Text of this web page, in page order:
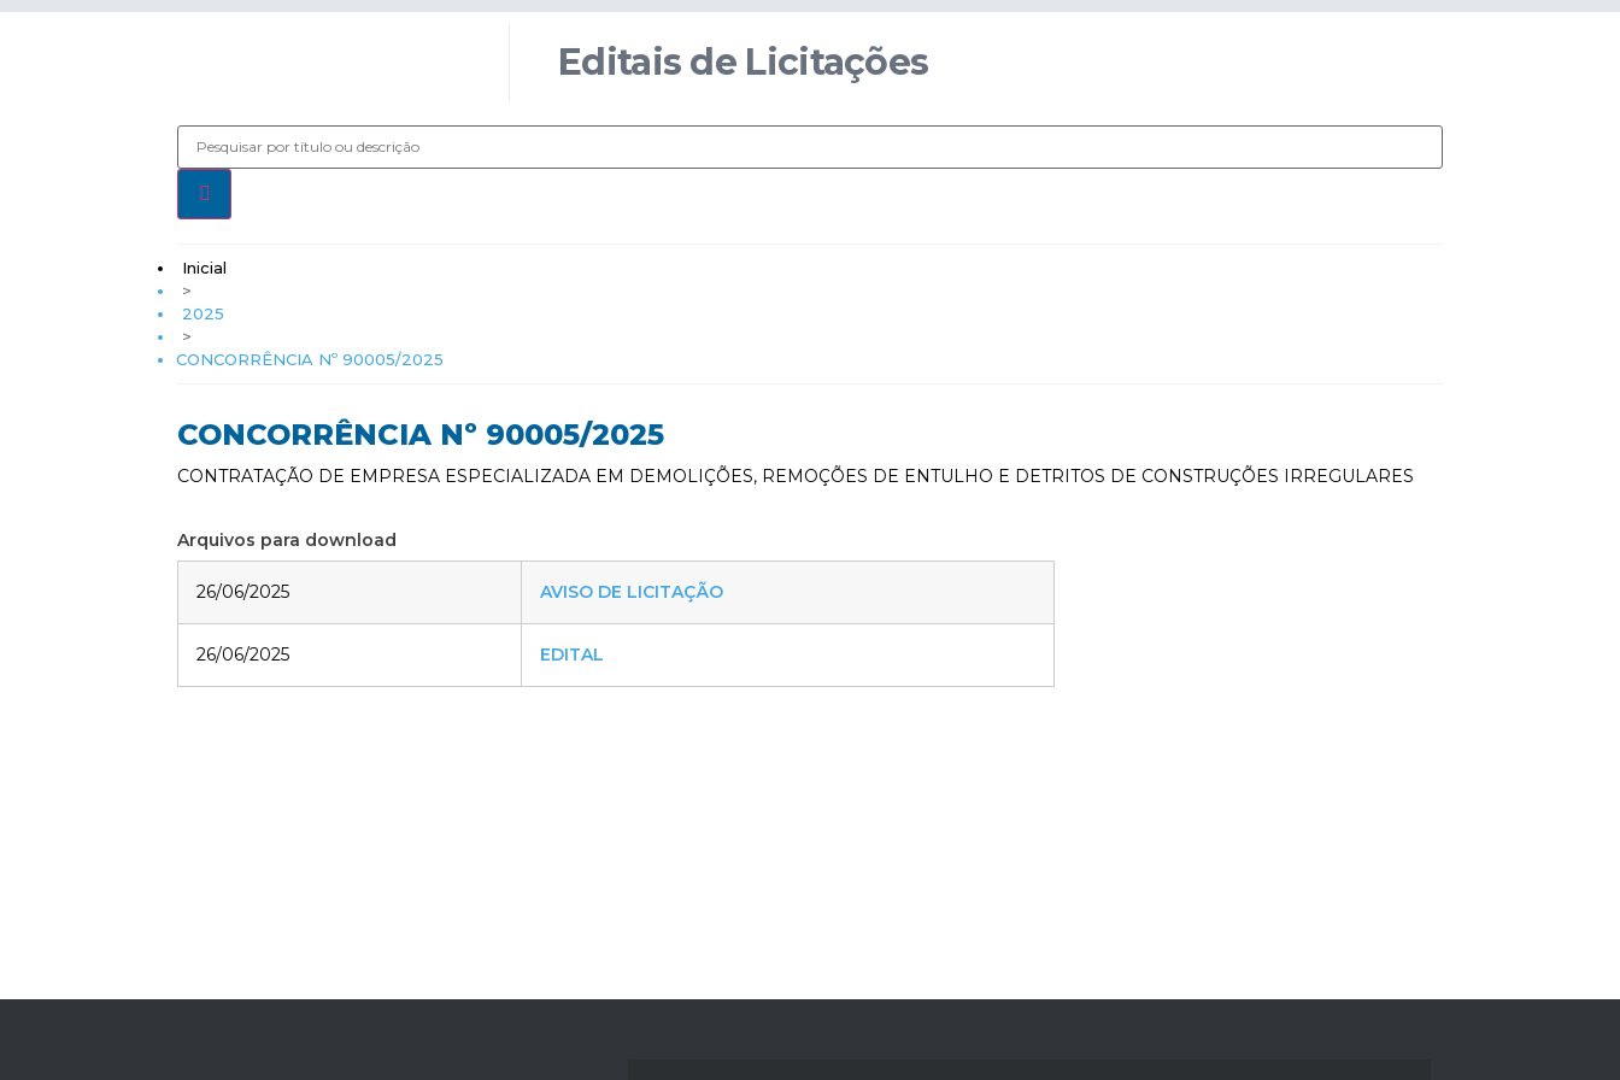
Editais de Licitações
Inicial
>
2025
>
CONCORRÊNCIA Nº 90005/2025
CONCORRÊNCIA Nº 90005/2025
CONTRATAÇÃO DE EMPRESA ESPECIALIZADA EM DEMOLIÇÕES, REMOÇÕES DE ENTULHO E DETRITOS DE CONSTRUÇÕES IRREGULARES
Arquivos para download
26/06/2025 AVISO DE LICITAÇÃO
26/06/2025 EDITAL